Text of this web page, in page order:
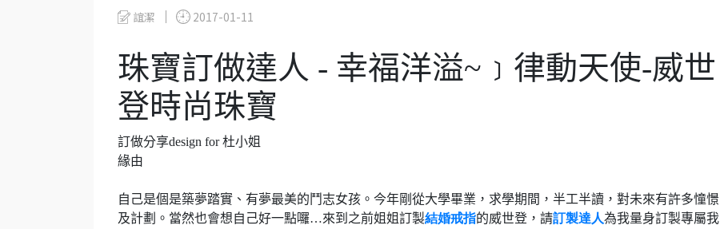
誼潔 2017-01-11
珠寶訂做達人 - 幸福洋溢~﹞律動天使-威世
登時尚珠寶
訂做分享design for杜小姐
緣由
自己是個是築夢踏實、有夢最美的鬥志女孩。今年剛從大學畢業，求學期間，半工半讀，對未來有許多憧憬
及計劃。當然也會想自己好一點囉…來到之前姐姐訂製結婚戒指的威世登，請訂製達人為我量身訂製專屬我